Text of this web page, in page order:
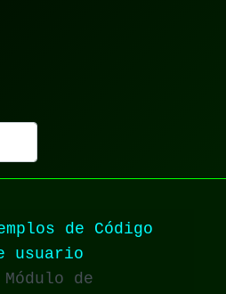
de Código
usuario
Módulo de